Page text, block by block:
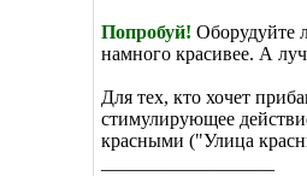
Попробуй! Оборудуйте
намного красивее. А
Для тех, кто хочет
стимулирующее
красными ("Улица